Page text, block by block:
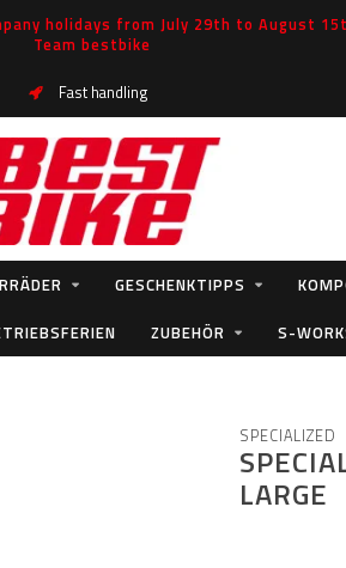
holidays from July 29th to August
Team bestbike
Fast handling
GESCHENKTIPPS
ZUBEHÖR S-
SPECIALIZED
LARGE